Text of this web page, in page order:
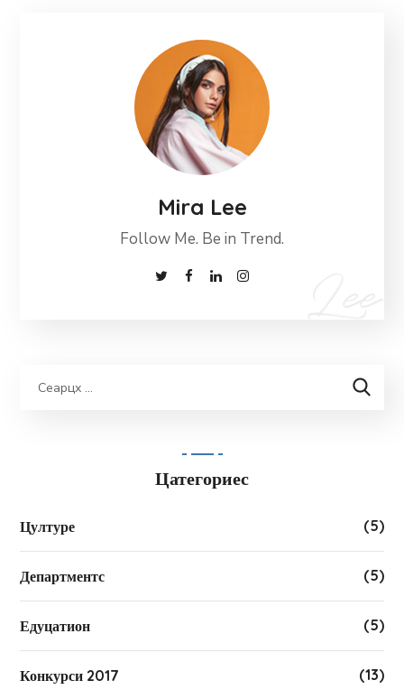
Mira Lee
Follow Me. Be in Trend.
Цатегориес
Цултуре (5)
Департментс (5)
Едуцатион (5)
Конкурси 2017 (13)